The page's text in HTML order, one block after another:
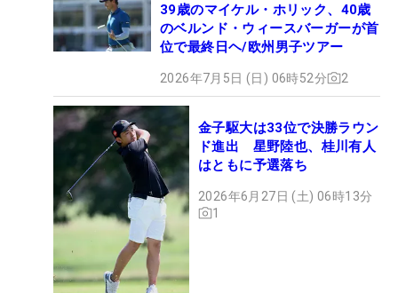
39歳のマイケル・ホリック、40歳
のベルンド・ウィースバーガーが首
位で最終日ヘ/欧州男子ツアー
2026年7月5日 (日) 06時52分 2
金子駆大は33位で決勝ラウン
ド進出 星野陸也、桂川有人
はともに予選落ち
2026年6月27日 (土) 06時13分
1